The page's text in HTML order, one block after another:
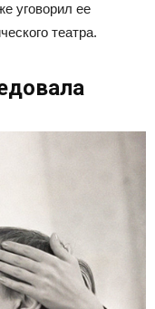
уговорил ее
театра.